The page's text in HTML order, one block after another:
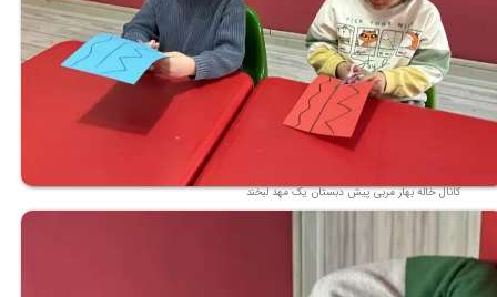
کانال خاله بهار مربی پیش دبستان یک مهد لبخند